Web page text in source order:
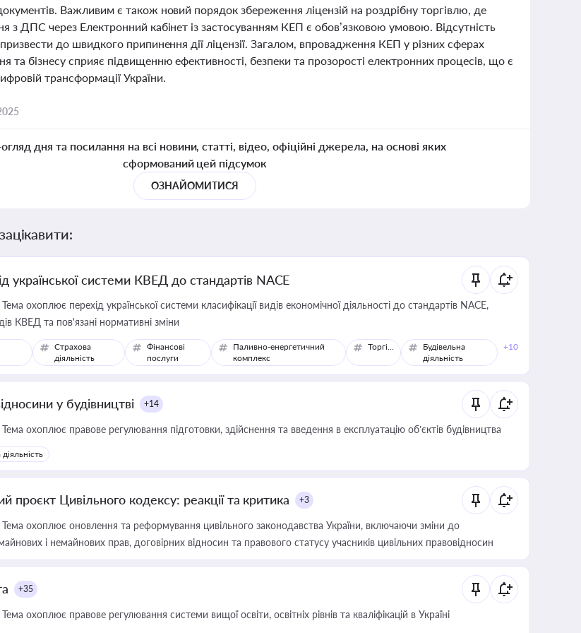
Важливим є також новий порядок збереження ліцензій на роздрібну торгівлю, де
з ДПС через Електронний кабінет із застосуванням КЕП є обов’язковою умовою. Відсутність
до швидкого припинення дії ліцензії. Загалом, впровадження КЕП у різних сферах
та бізнесу сприяє підвищенню ефективності, безпеки та прозорості електронних процесів, що є
трансформації України.
дня та посилання на всі новини, статті, відео, офіційні джерела, на основі яких
сформований цей підсумок
ОЗНАЙОМИТИСЯ
української системи КВЕД до стандартів NACE
Тема охоплює перехід української системи класифікації видів економічної діяльності до стандартів NACE,
КВЕД та пов'язані нормативні зміни
Страхова
діяльність
Фінансові
послуги
Паливно-енергетичний
комплекс
Торгівля
Будівельна
діяльність
+10
у будівництві +14
Тема охоплює правове регулювання підготовки, здійснення та введення в експлуатацію об’єктів будівництва
проєкт Цивільного кодексу: реакції та критика +3
Тема охоплює оновлення та реформування цивільного законодавства України, включаючи зміни до
і немайнових прав, договірних відносин та правового статусу учасників цивільних правовідносин
+35
Тема охоплює правове регулювання системи вищої освіти, освітніх рівнів та кваліфікацій в Україні